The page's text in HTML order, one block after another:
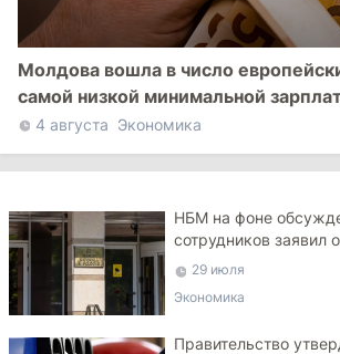
Молдова вошла в число
самой низкой минимальной
4 августа Экономика
НБМ на фоне
сотрудников заявил
дискредитации
29 июля
Экономика
Правительство